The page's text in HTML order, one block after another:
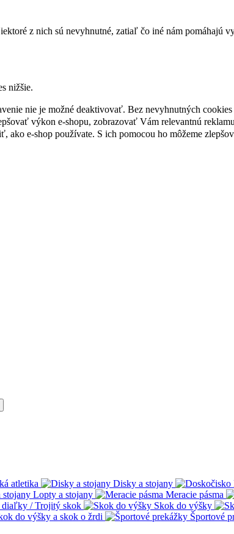
z nich sú nevyhnutné, zatiaľ čo iné nám
nižšie.
nie je možné deaktivovať. Bez nevyhnutných
výkon e-shopu, zobrazovať Vám relevantnú
ako e-shop používate. S ich pomocou ho môžeme
atletika Disky a stojany
Lopty a stojany Meracie pásma
diaľky / Trojitý skok Skok do výšky
do výšky a skok o žrdi
Športové